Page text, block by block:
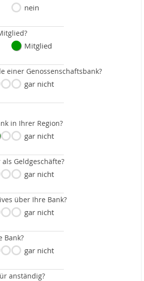
nein
Mitglied
einer Genossenschaftsbank?
gar nicht
in Ihrer Region?
gar nicht
Geldgeschäfte?
gar nicht
über Ihre Bank?
gar nicht
Bank?
gar nicht
anständig?